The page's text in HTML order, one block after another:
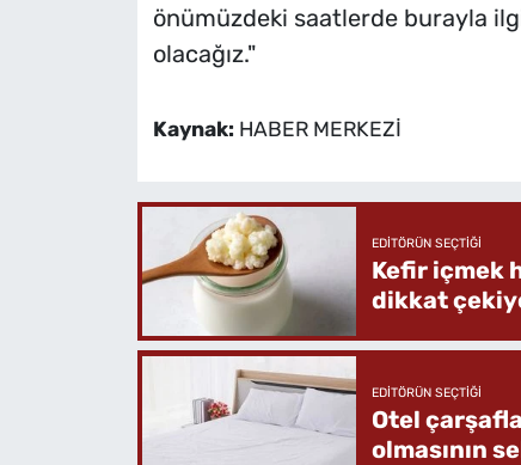
önümüzdeki saatlerde burayla
olacağız."
Kaynak: HABER MERKEZİ
EDITÖRÜN SEÇTIĞI
Kefir içmek
dikkat
EDITÖRÜN SEÇTIĞI
Otel
olmasının